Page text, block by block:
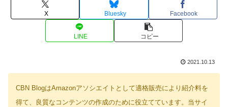
X Bluesky Facebook
LINE コピー
2021.10.13
CBN BlogはAmazonアソシエイトとして適格販売により紹介料を
得て、良質なコンテンツの作成のために役立てています。当サイ